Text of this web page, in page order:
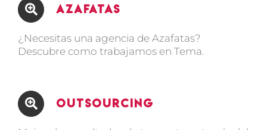
Azafatas
¿Necesitas una agencia de Azafatas?
Descubre como trabajamos en Tema.
Outsourcing